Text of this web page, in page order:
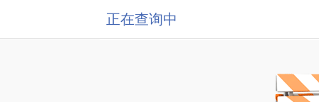
正在查询中